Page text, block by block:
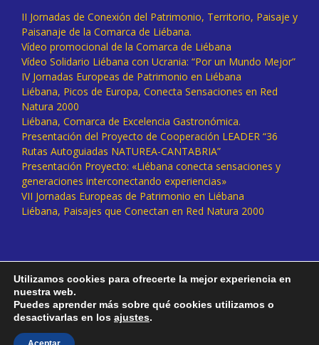
II Jornadas de Conexión del Patrimonio, Territorio, Paisaje y
Paisanaje de la Comarca de Liébana.
Vídeo promocional de la Comarca de Liébana
Vídeo Solidario Liébana con Ucrania: “Por un Mundo Mejor”
IV Jornadas Europeas de Patrimonio en Liébana
Liébana, Picos de Europa, Conecta Sensaciones en Red
Natura 2000
Liébana, Comarca de Excelencia Gastronómica.
Presentación del Proyecto de Cooperación LEADER “36
Rutas Autoguiadas NATUREA-CANTABRIA”
Presentación Proyecto: «Liébana conecta sensaciones y
generaciones interconectando experiencias»
VII Jornadas Europeas de Patrimonio en Liébana
Liébana, Paisajes que Conectan en Red Natura 2000
Utilizamos cookies para ofrecerte la mejor experiencia en
nuestra web.
Puedes aprender más sobre qué cookies utilizamos o
desactivarlas en los ajustes.